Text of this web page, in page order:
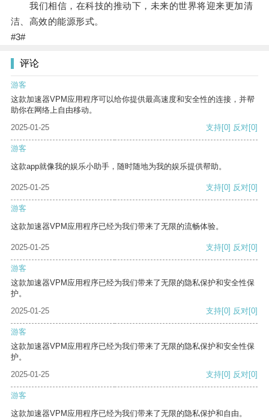
我们相信，在科技的推动下，未来的世界将迎来更加清
洁、高效的能源形式。
#3#
评论
游客
这款加速器VPM应用程序可以给你提供最高速度和安全性的连接，并帮
助你在网络上自由移动。
2025-01-25
支持[0] 反对[0]
游客
这款app就像我的娱乐小助手，随时随地为我的娱乐提供帮助。
2025-01-25 支持[0] 反对[0]
游客
这款加速器VPM应用程序已经为我们带来了无限的流畅体验。
2025-01-25 支持[0] 反对[0]
游客
这款加速器VPM应用程序已经为我们带来了无限的隐私保护和安全性保
护。
2025-01-25
支持[0] 反对[0]
游客
这款加速器VPM应用程序已经为我们带来了无限的隐私保护和安全性保
护。
2025-01-25
支持[0] 反对[0]
游客
这款加速器VPM应用程序已经为我们带来了无限的隐私保护和自由。